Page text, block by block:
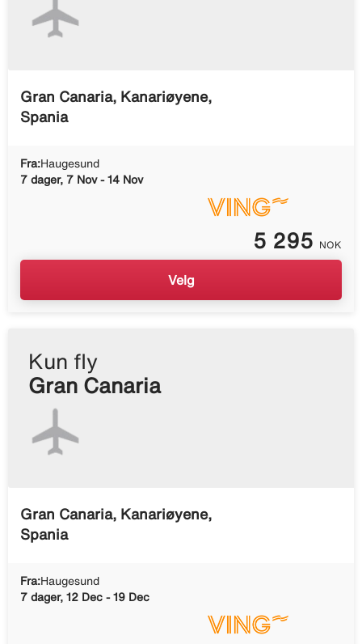
Gran Canaria, Kanariøyene,
Spania
Fra:Haugesund
7 dager, 7 Nov - 14 Nov
5 295 NOK
Velg
Kun fly
Gran Canaria
Gran Canaria, Kanariøyene,
Spania
Fra:Haugesund
7 dager, 12 Dec - 19 Dec